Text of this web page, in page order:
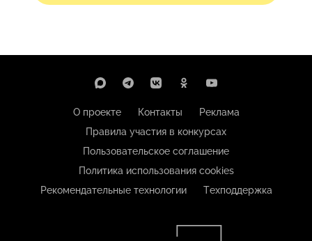
О проекте Контакты
Реклама
Правила участия в конкурсах
Пользовательское соглашение
Политика использования cookies
Рекомендательные технологии
Техподдержка